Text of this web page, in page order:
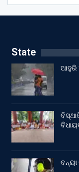
State
ଆହୁରି
ବନ୍ୟା